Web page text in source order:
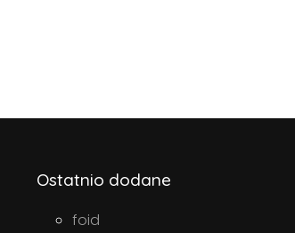
Ostatnio dodane
foid